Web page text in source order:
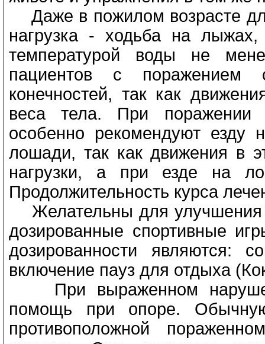
Даже в пожилом возрасте
нагрузка - ходьба на
температурой воды не
пациентов с поражением
конечностей, так как
веса тела. При поражении
особенно рекомендуют езду
лошади, так как движения в
нагрузки, а при езде на
Продолжительность курса
Желательны для улучшения
дозированные спортивные
дозированности являются:
включение пауз для отдыха
При выраженном
помощь при опоре.
противоположной